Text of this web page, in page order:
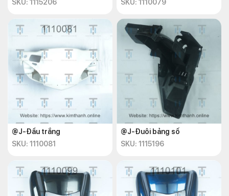
SKU: 1115206
SKU: 1110079
@J-Đầu trắng
SKU: 1110081
@J-Đuôi bảng số
SKU: 1115196